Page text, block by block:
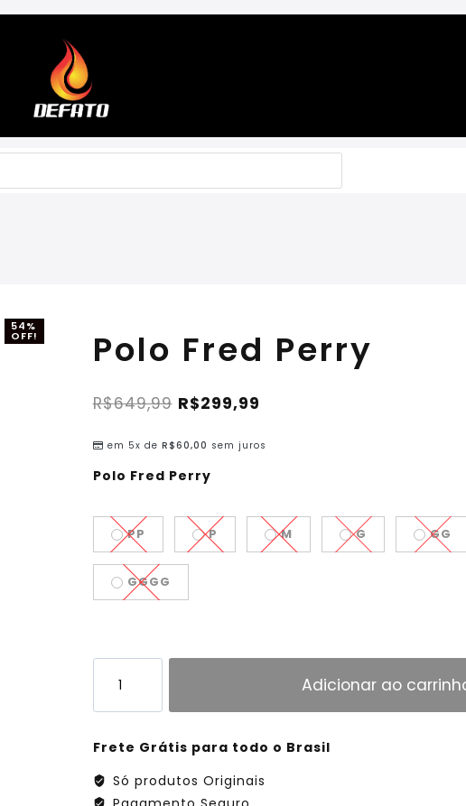
54%
OFF! Polo Fred Perry
R$649,99 R$299,99
em 5x de R$60,00 sem juros
Polo Fred Perry
PP P M G GG
GGGG
Adicionar ao
Frete Grátis para todo o Brasil
Só produtos Originais